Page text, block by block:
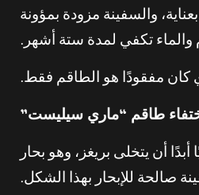
والسفينة مزودة بمؤونة
والماء تكفي لمدة ستة أشهر.
كان مفقودًا هو الطاقم فقط.
طاقم “ماري سيليست”
أن يتخلى بريغز، وهو بحار
صالحة للإبحار بهذا الشكل.